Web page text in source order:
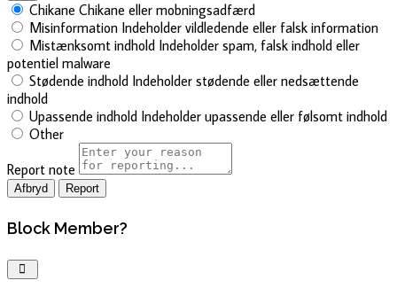
Chikane Chikane eller mobningsadfærd
Misinformation Indeholder vildledende eller falsk information
Mistænksomt indhold Indeholder spam, falsk indhold eller
potentiel malware
Stødende indhold Indeholder stødende eller nedsættende
indhold
Upassende indhold Indeholder upassende eller følsomt indhold
Other
Report note
Report
Block Member?